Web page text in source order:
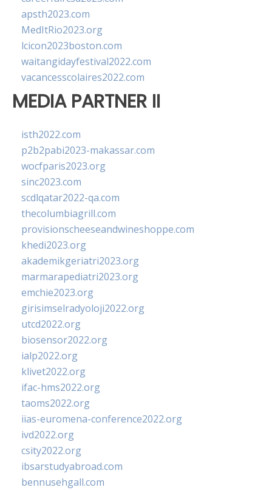
apsth2023.com
MedItRio2023.org
lcicon2023boston.com
waitangidayfestival2022.com
vacancesscolaires2022.com
MEDIA PARTNER II
isth2022.com
p2b2pabi2023-makassar.com
wocfparis2023.org
sinc2023.com
scdlqatar2022-qa.com
thecolumbiagrill.com
provisionscheeseandwineshoppe.com
khedi2023.org
akademikgeriatri2023.org
marmarapediatri2023.org
emchie2023.org
girisimselradyoloji2022.org
utcd2022.org
biosensor2022.org
ialp2022.org
klivet2022.org
ifac-hms2022.org
taoms2022.org
iias-euromena-conference2022.org
ivd2022.org
csity2022.org
ibsarstudyabroad.com
bennusehgall.com